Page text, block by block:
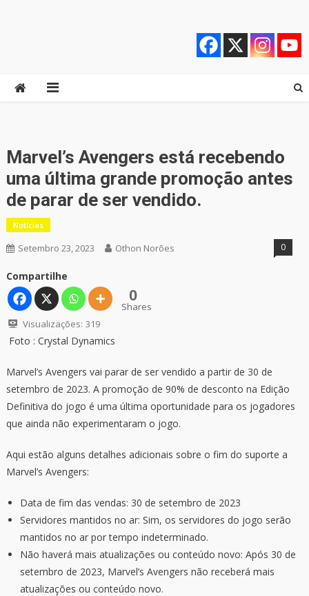
Quebrando o Controle
Marvel’s Avengers está recebendo
uma última grande promoção antes
de parar de ser vendido.
Notícias
Setembro 23, 2023 Othon Norões 0
Compartilhe
0
Shares
Visualizações: 319
Foto : Crystal Dynamics
Marvel’s Avengers vai parar de ser vendido a partir de 30 de
setembro de 2023. A promoção de 90% de desconto na Edição
Definitiva do jogo é uma última oportunidade para os jogadores
que ainda não experimentaram o jogo.
Aqui estão alguns detalhes adicionais sobre o fim do suporte a
Marvel’s Avengers:
Data de fim das vendas: 30 de setembro de 2023
Servidores mantidos no ar: Sim, os servidores do jogo serão
mantidos no ar por tempo indeterminado.
Não haverá mais atualizações ou conteúdo novo: Após 30 de
setembro de 2023, Marvel’s Avengers não receberá mais
atualizações ou conteúdo novo.